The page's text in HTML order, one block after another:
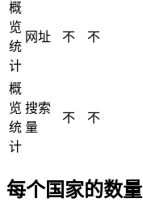
概
览
统
计
网址 不 不
概
览
统
计
搜索
量
不 不
每个国家的数量